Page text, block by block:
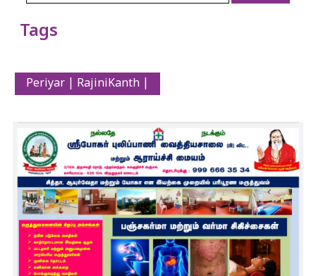
Tags
Periyar | RajiniKanth |